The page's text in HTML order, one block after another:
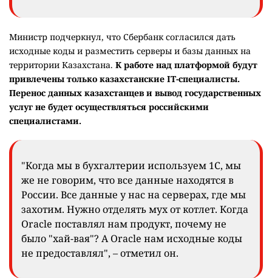
Министр подчеркнул, что Сбербанк согласился дать
исходные коды и разместить серверы и базы данных на
территории Казахстана. К работе над платформой будут
привлечены только казахстанские IT-специалисты.
Перенос данных казахстанцев и вывод государственных
услуг не будет осуществляться российскими
специалистами.
"Когда мы в бухгалтерии используем 1С, мы
же не говорим, что все данные находятся в
России. Все данные у нас на серверах, где мы
захотим. Нужно отделять мух от котлет. Когда
Oracle поставлял нам продукт, почему не
было "хай-вая"? А Oracle нам исходные коды
не предоставлял", – отметил он.